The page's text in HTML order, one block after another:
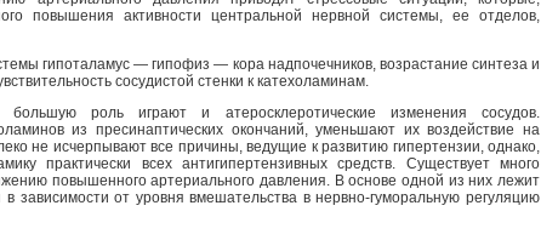
повышения активности центральной нервной системы, ее отделов,
гипоталамус — гипофиз — кора надпочечников, возрастание синтеза и
сосудистой стенки к катехоламинам.
большую роль играют и атеросклеротические изменения сосудов.
из пресинаптических окончаний, уменьшают их воздействие на
не исчерпывают все причины, ведущие к развитию гипертензии, однако,
практически всех антигипертензивных средств. Существует много
повышенного артериального давления. В основе одной из них лежит
зависимости от уровня вмешательства в нервно-гуморальную регуляцию